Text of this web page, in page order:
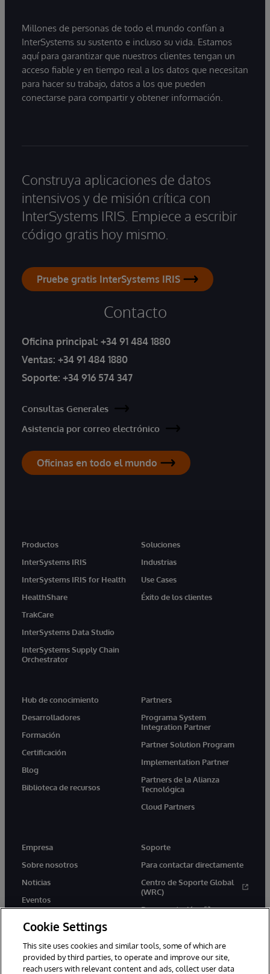
Millones de personas de todo el mundo confían a
InterSystems su sustento e incluso su vida. Estamos
aquí para garantizar que nuestros clientes tengan un
acceso fiable y en tiempo real a los datos que necesitan
para hacer su trabajo, datos a los que pueden
conectarse para compartir y obtener información.
Construya aplicaciones de datos
intensivos y de misión crítica con
InterSystems IRIS. Empiece a escribir
código gratis hoy mismo.
Pruebe gratis InterSystems IRIS
Contacto
Oficina principal: +34 91 484 1880
Ventas: +34 91 484 1880
Soporte: +34 916 574 347
Consultas Generales
Asistencia por correo electrónico
Oficinas en todo el mundo
Productos
InterSystems IRIS
InterSystems IRIS for Health
HealthShare
TrakCare
InterSystems Data Studio
InterSystems Supply Chain
Orchestrator
Soluciones
Industrias
Use Cases
Éxito de los clientes
Hub de conocimiento
Desarrolladores
Formación
Certificación
Blog
Biblioteca de recursos
Partners
Programa System
Integration Partner
Partner Solution Program
Implementation Partner
Partners de la Alianza
Tecnológica
Cloud Partners
Empresa
Sobre nosotros
Noticias
Eventos
Soporte
Para contactar directamente
Centro de Soporte Global
(WRC)
Documentación
Cookie Settings
This site uses cookies and similar tools, some of which are
provided by third parties, to operate and improve our site,
reach users with relevant content and ads, collect user data